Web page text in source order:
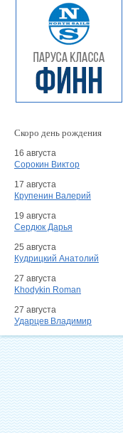
Скоро день рождения
16 августа
Сорокин Виктор
17 августа
Крупенин Валерий
19 августа
Сердюк Дарья
25 августа
Кудрицкий Анатолий
27 августа
Khodykin Roman
27 августа
Ударцев Владимир